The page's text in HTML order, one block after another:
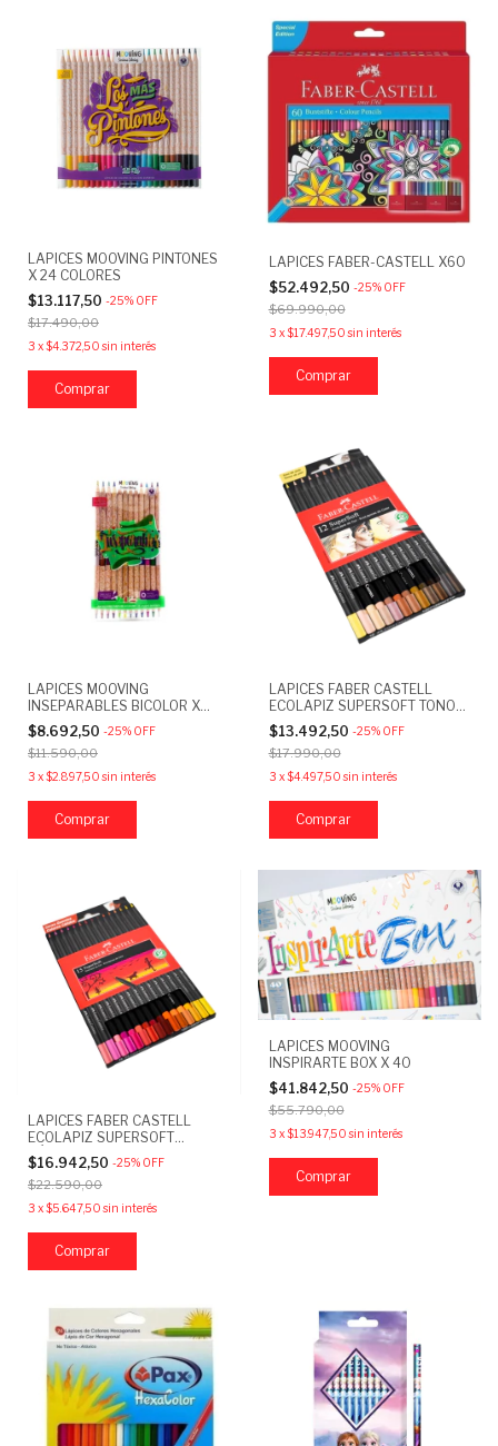
LAPICES MOOVING PINTONES
X 24 COLORES
$13.117,50 -25% OFF
$17.490,00
3 x$4.372,50 sin interés
LAPICES FABER-CASTELL X60
$52.492,50 -25% OFF
$69.990,00
3 x$17.497,50 sin interés
LAPICES MOOVING
INSEPARABLES BICOLOR X
12=24 COLORES
$8.692,50 -25% OFF
$11.590,00
3 x$2.897,50 sin interés
LAPICES FABER CASTELL
ECOLAPIZ SUPERSOFT TONOS
PIEL X12
$13.492,50 -25% OFF
$17.990,00
3 x$4.497,50 sin interés
LAPICES FABER CASTELL
ECOLAPIZ SUPERSOFT
CÁLIDOS X15
$16.942,50 -25% OFF
$22.590,00
3 x$5.647,50 sin interés
LAPICES MOOVING
INSPIRARTE BOX X 40
$41.842,50 -25% OFF
$55.790,00
3 x$13.947,50 sin interés